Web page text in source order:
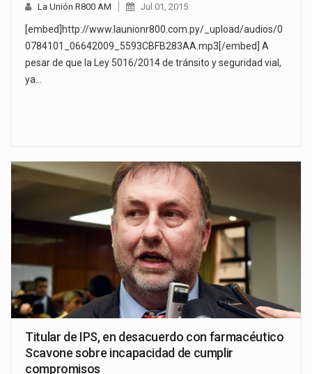
La Unión R800 AM Jul 01, 2015
[embed]http://www.launionr800.com.py/_upload/audios/0
0784101_06642009_5593CBFB283AA.mp3[/embed] A
pesar de que la Ley 5016/2014 de tránsito y seguridad vial,
ya…
Titular de IPS, en desacuerdo con farmacéutico
Scavone sobre incapacidad de cumplir
compromisos